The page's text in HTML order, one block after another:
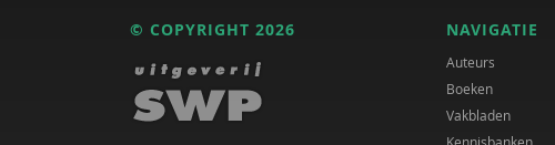
© COPYRIGHT 2026 NAVIGATIE
Auteurs
Boeken
Vakbladen